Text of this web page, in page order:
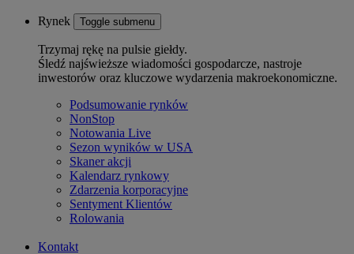
Rynek Toggle submenu
Trzymaj rękę na pulsie giełdy.
Śledź najświeższe wiadomości gospodarcze, nastroje
inwestorów oraz kluczowe wydarzenia makroekonomiczne.
Podsumowanie rynków
NonStop
Notowania Live
Sezon wyników w USA
Skaner akcji
Kalendarz rynkowy
Zdarzenia korporacyjne
Sentyment Klientów
Rolowania
Kontakt